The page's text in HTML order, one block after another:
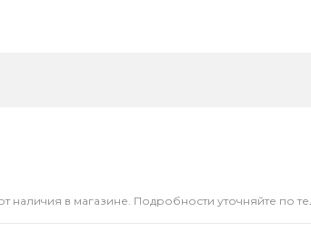
наличия в магазине. Подробности уточняйте по